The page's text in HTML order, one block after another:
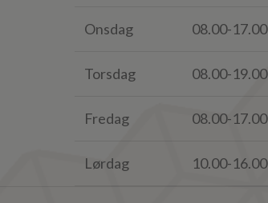
Onsdag 08.00-17.00
Torsdag 08.00-19.00
Fredag 08.00-17.00
Lørdag 10.00-16.00